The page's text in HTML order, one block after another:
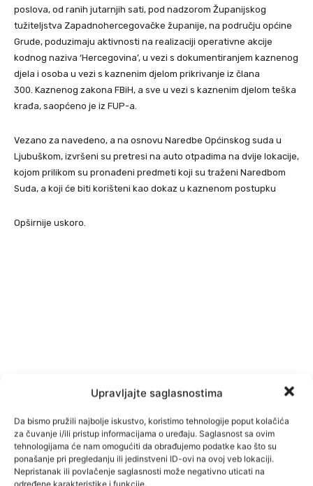
Upravljajte saglasnostima
Da bismo pružili najbolje iskustvo, koristimo tehnologije poput kolačića
za čuvanje i/ili pristup informacijama o uređaju. Saglasnost sa ovim
tehnologijama će nam omogućiti da obrađujemo podatke kao što su
ponašanje pri pregledanju ili jedinstveni ID-ovi na ovoj veb lokaciji.
Nepristanak ili povlačenje saglasnosti može negativno uticati na
određene karakteristike i funkcije.
poslova, od ranih jutarnjih sati, pod nadzorom Županijskog
tužiteljstva Zapadnohercegovačke županije, na području općine
Grude, poduzimaju aktivnosti na realizaciji operativne akcije
kodnog naziva ‘Hercegovina’, u vezi s dokumentiranjem kaznenog
djela i osoba u vezi s kaznenim djelom prikrivanje iz člana
300. Kaznenog zakona FBiH, a sve u vezi s kaznenim djelom teška
krađa, saopćeno je iz FUP-a.
Vezano za navedeno, a na osnovu Naredbe Općinskog suda u
Ljubuškom, izvršeni su pretresi na auto otpadima na dvije lokacije,
kojom prilikom su pronađeni predmeti koji su traženi Naredbom
Suda, a koji će biti korišteni kao dokaz u kaznenom postupku
Opširnije uskoro.